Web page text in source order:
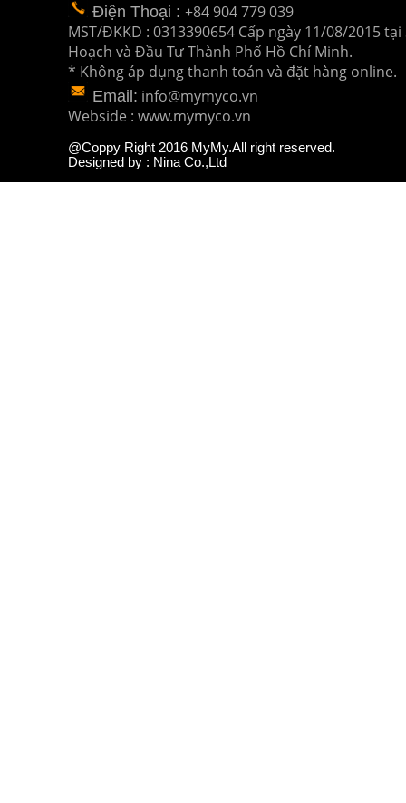
Điện Thoại : +84 904 779 039
MST/ĐKKD : 0313390654 Cấp ngày 11/08/2015 tại
Hoạch và Đầu TưThành Phố Hồ Chí Minh.
* Không áp dụng thanh toán và đặt hàng online.
Email: info@mymyco.vn
Webside : www.mymyco.vn
@Coppy Right 2016 MyMy.All right reserved.
Designed by : Nina Co.,Ltd